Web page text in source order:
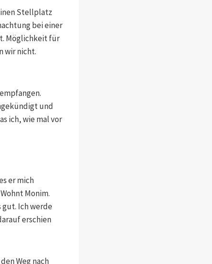
Stellplatz
bei einer
Möglichkeit für
wir nicht.
und
ich, wie mal vor
er mich
Monim.
gut. Ich werde
erschien
Weg nach